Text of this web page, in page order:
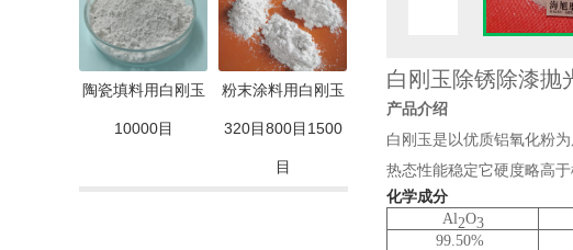
陶瓷填料用白刚玉
10000目
粉末涂料用白刚玉
320目800目1500
目
白刚玉除锈除漆抛
产品介绍
白刚玉是以优质铝氧化粉
热态性能稳定它硬度略高
化学成分
Al2O3
99.50%